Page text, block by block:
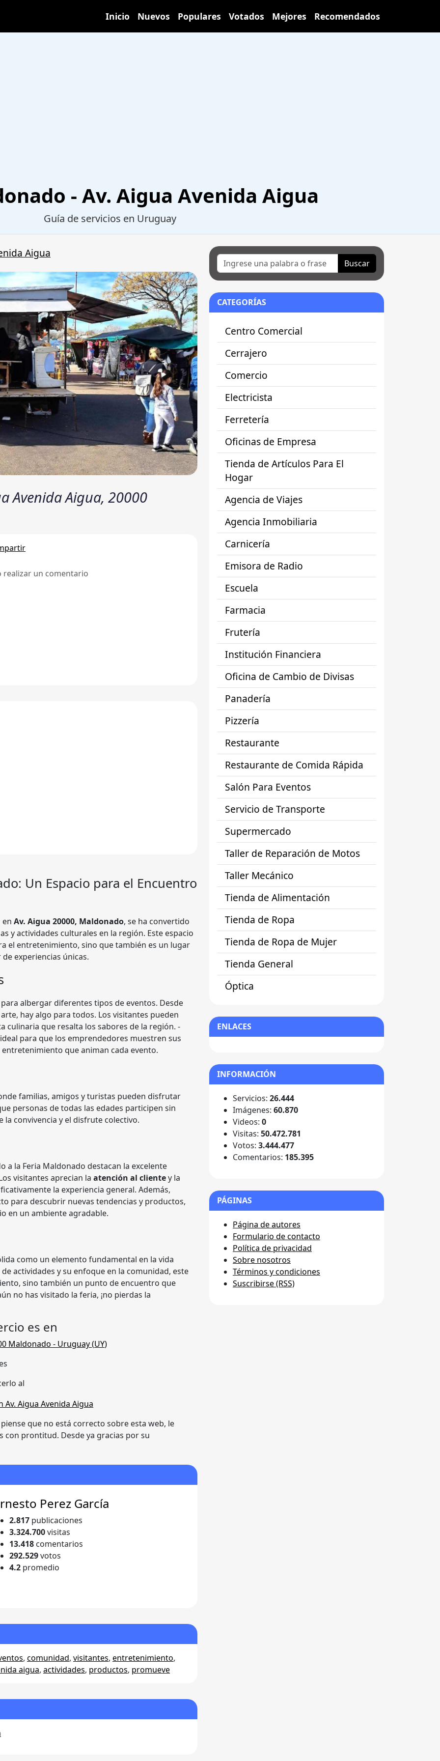
Inicio Nuevos Populares Votados Mejores Recomendados
- Av. Aigua Avenida Aigua
Guía de servicios en Uruguay
Aigua
Avenida Aigua, 20000
realizar un comentario
: Un Espacio para el Encuentro
en Av. Aigua 20000, Maldonado, se ha convertido
y actividades culturales en la región. Este espacio
el entretenimiento, sino que también es un lugar
experiencias únicas.
albergar diferentes tipos de eventos. Desde
hay algo para todos. Los visitantes pueden
culinaria que resalta los sabores de la región. -
para que los emprendedores muestren sus
entretenimiento que animan cada evento.
familias, amigos y turistas pueden disfrutar
personas de todas las edades participen sin
la convivencia y el disfrute colectivo.
a la Feria Maldonado destacan la excelente
visitantes aprecian la atención al clientey la
la experiencia general. Además,
para descubrir nuevas tendencias y productos,
en un ambiente agradable.
como un elemento fundamental en la vida
actividades y su enfoque en la comunidad, este
sino también un punto de encuentro que
no has visitado la feria, ¡no pierdas la
es en
Maldonado - Uruguay (UY)
al
que no está correcto sobre esta web, le
prontitud. Desde ya gracias por su
Perez García
2.817 publicaciones
3.324.700visitas
13.418 comentarios
292.529votos
4.2 promedio
, comunidad, visitantes, entretenimiento,
aigua, actividades, productos, promueve
Buscar
CATEGORÍAS
Centro Comercial
Cerrajero
Comercio
Electricista
Ferretería
Oficinas de Empresa
Tienda de Artículos Para El
Hogar
Agencia de Viajes
Agencia Inmobiliaria
Carnicería
Emisora de Radio
Escuela
Farmacia
Frutería
Institución Financiera
Oficina de Cambio de Divisas
Panadería
Pizzería
Restaurante
Restaurante de Comida Rápida
Salón Para Eventos
Servicio de Transporte
Supermercado
Taller de Reparación de Motos
Taller Mecánico
Tienda de Alimentación
Tienda de Ropa
Tienda de Ropa de Mujer
Tienda General
Óptica
ENLACES
INFORMACIÓN
Servicios: 26.444
Imágenes: 60.870
Videos: 0
Visitas: 50.472.781
Votos: 3.444.477
Comentarios: 185.395
PÁGINAS
Página de autores
Formulario de contacto
Política de privacidad
Sobre nosotros
Términos y condiciones
Suscribirse (RSS)